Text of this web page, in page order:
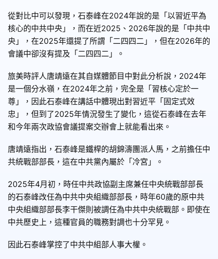
從對比中可以發現，石泰峰在2024年說的是「以習近平為
核心的中共中央」，而在近2025、2026年說的是「中共中
央」，在2025年還提了所謂「二四四二」，但在2026年的
會議中卻沒有提及「二四四二」。
旅美時評人唐靖遠在其自媒體節目中對此分析說，2024年
是一個分水嶺，在2024年之前，完全是「習核心定於一
尊」，因此石泰峰在講話中體現出對習近平「固定式效
忠」，但到了2025年情況發生了變化，這從石泰峰在去年
和今年兩次政協會議提案交辦會上就能看出來。
唐靖遠指出，石泰峰是鐵桿的胡錦濤團派人馬，之前擔任中
共統戰部部長，這在中共黨內屬於「冷宮」。
2025年4月初，時任中共政協副主席兼任中央統戰部部長
的石泰峰改任為中共中央組織部部長，時年60歲的原中共
中央組織部部長李干傑則被調任為中共中央統戰部。即使在
中共歷史上，這種官員的職務對調也十分罕見。
因此石泰峰掌控了中共中組部人事大權。